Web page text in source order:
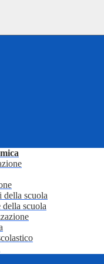
della scuola
della scuola